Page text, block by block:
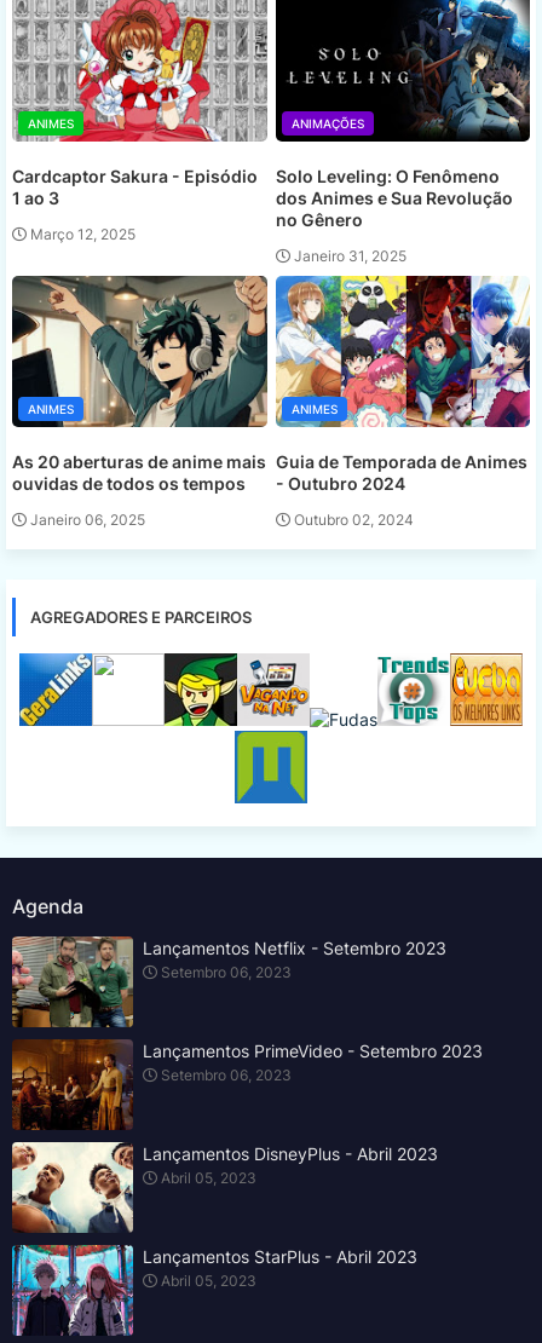
ANIMES
Cardcaptor Sakura - Episódio
1 ao 3
Março 12, 2025
ANIMAÇÕES
Solo Leveling: O Fenômeno
dos Animes e Sua Revolução
no Gênero
Janeiro 31, 2025
ANIMES
As 20 aberturas de anime mais
ouvidas de todos os tempos
Janeiro 06, 2025
ANIMES
Guia de Temporada de Animes
- Outubro 2024
Outubro 02, 2024
AGREGADORES E PARCEIROS
Agenda
Lançamentos Netflix - Setembro 2023
Setembro 06, 2023
Lançamentos PrimeVideo - Setembro 2023
Setembro 06, 2023
Lançamentos DisneyPlus - Abril 2023
Abril 05, 2023
Lançamentos StarPlus - Abril 2023
Abril 05, 2023